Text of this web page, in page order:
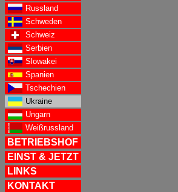
Russland
Schweden
Schweiz
Serbien
Slowakei
Spanien
Tschechien
Ukraine
Ungarn
Weißrussland
BETRIEBSHOF
EINST & JETZT
LINKS
KONTAKT